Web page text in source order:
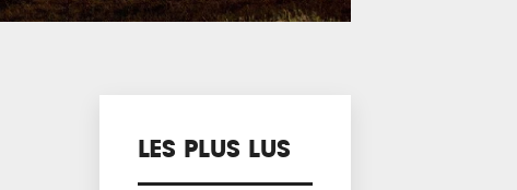
LES PLUS LUS